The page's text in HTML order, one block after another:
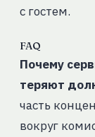
с гостем.
FAQ
Почему
теряют
часть
вокруг